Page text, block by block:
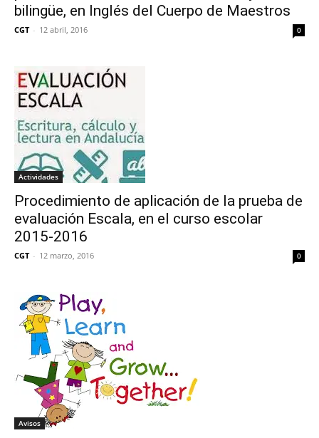
bilingüe, en Inglés del Cuerpo de Maestros
CGT - 12 abril, 2016 0
Actividades
Procedimiento de aplicación de la prueba de
evaluación Escala, en el curso escolar
2015-2016
CGT - 12 marzo, 2016 0
Avisos